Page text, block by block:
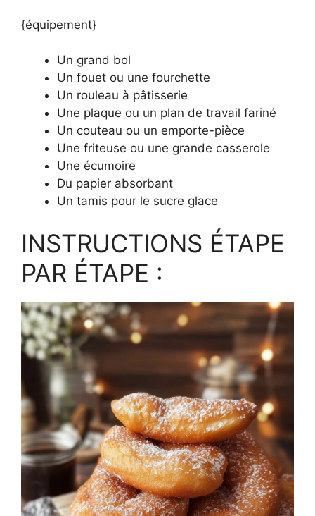
{équipement}
Un grand bol
Un fouet ou une fourchette
Un rouleau à pâtisserie
Une plaque ou un plan de travail fariné
Un couteau ou un emporte-pièce
Une friteuse ou une grande casserole
Une écumoire
Du papier absorbant
Un tamis pour le sucre glace
INSTRUCTIONS ÉTAPE
PAR ÉTAPE :